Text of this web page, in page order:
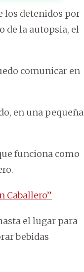
los detenidos por
de la autopsia, el
comunicar en
en una pequeña
funciona como
Caballero”
el lugar para
bebidas